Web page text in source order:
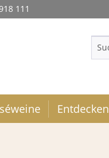
111
Entdecken